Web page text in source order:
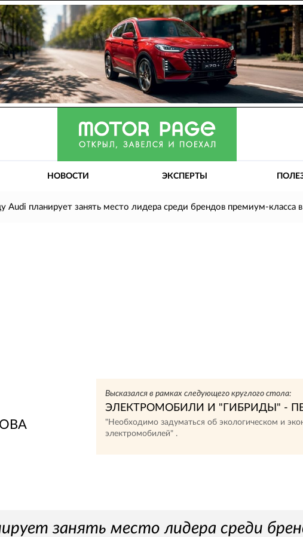
НОВОСТИ ЭКСПЕРТЫ
Audi планирует занять место лидера среди брендов премиум-класса
Высказался в рамках следующего круглого стола:
ЭЛЕКТРОМОБИЛИ И "ГИБРИДЫ" -
"Необходимо задуматься об экологическом и
электромобилей" .
занять место лидера среди